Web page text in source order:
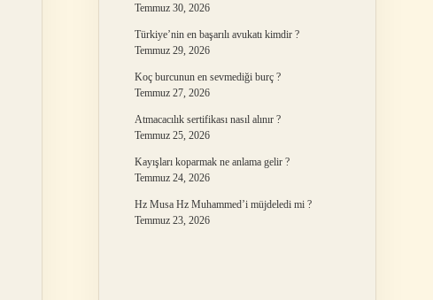
Temmuz 30, 2026
Türkiye’nin en başarılı avukatı kimdir ?
Temmuz 29, 2026
Koç burcunun en sevmediği burç ?
Temmuz 27, 2026
Atmacacılık sertifikası nasıl alınır ?
Temmuz 25, 2026
Kayışları koparmak ne anlama gelir ?
Temmuz 24, 2026
Hz Musa Hz Muhammed’i müjdeledi mi ?
Temmuz 23, 2026